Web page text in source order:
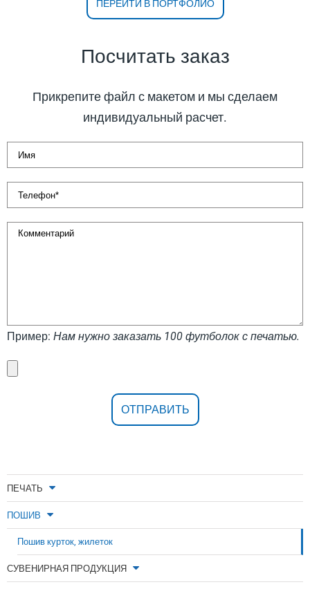
ПЕРЕЙТИ В ПОРТФОЛИО
Посчитать заказ
Прикрепите файл с макетом и мы сделаем
индивидуальный расчет.
Пример: Нам нужно заказать 100 футболок с печатью.
ПЕЧАТЬ
ПОШИВ
Пошив курток, жилеток
СУВЕНИРНАЯ ПРОДУКЦИЯ